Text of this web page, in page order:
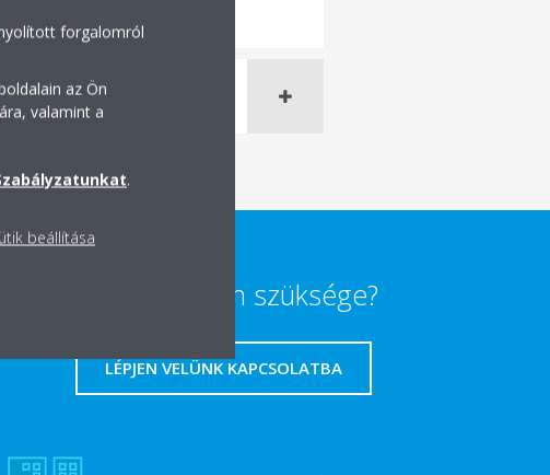
Segítségre van szüksége?
LÉPJEN VELÜNK KAPCSOLATBA
forgalomról
az Ön
valamint a
.
beállítása